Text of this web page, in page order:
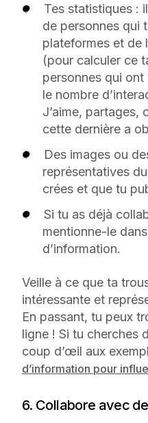
Tes statistiques :
de personnes qui
plateformes et de
(pour calculer ce
personnes qui
le nombre
J’aime, partages,
cette dernière a
Des images ou
représentatives
crées et que tu
Si tu as déjà
mentionne-le
d’information.
Veille à ce que ta
intéressante et
En passant, tu peux
ligne ! Si tu cherches
coup d’œil aux
d’information pour
6. Collabore avec